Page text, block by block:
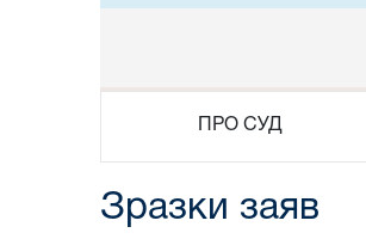
ПРО СУД
Зразки заяв